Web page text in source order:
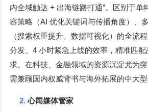
内全域触达+ 出海链路打通”。区别于单
容策略（AI优化关键词与传播角度）、
（搜索权重提升、数据可视化）的全流
分发、4小时紧急上线的效率，精准匹
求。在科技、金融领域的资源沉淀尤为突
需兼顾国内权威背书与海外拓展的中大型
2.心闻媒体管家